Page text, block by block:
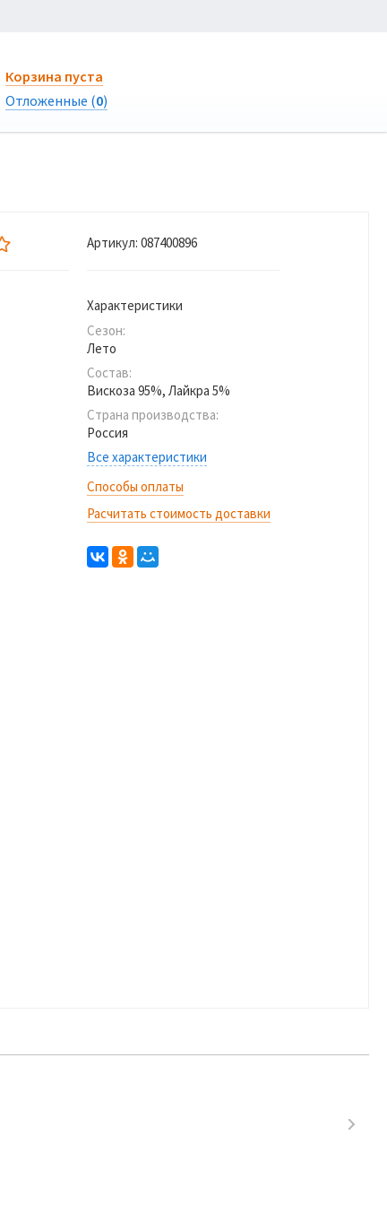
Корзина пуста
Отложенные (0)
Артикул: 087400896
Характеристики
Сезон:
Лето
Состав:
Вискоза 95%, Лайкра 5%
Страна производства:
Россия
Все характеристики
Способы оплаты
Расчитать стоимость доставки